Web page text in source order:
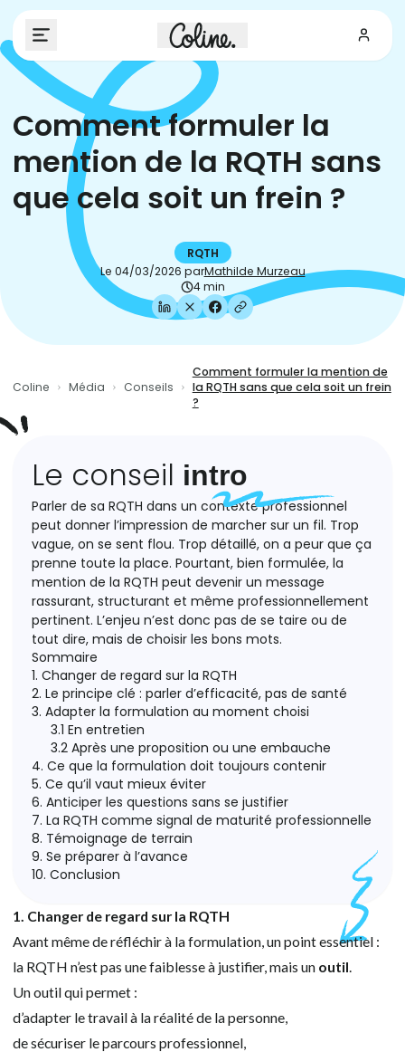
Comment formuler la
mention de la RQTH sans
que cela soit un frein ?
RQTH
Le 04/03/2026 parMathilde Murzeau
4 min
Coline Média Conseils
Comment formuler la mention de
la RQTH sans que cela soit un frein
?
Le conseil intro
Parler de sa RQTH dans un contexte professionnel
peut donner l’impression de marcher sur un fil. Trop
vague, on se sent flou. Trop détaillé, on a peur que ça
prenne toute la place. Pourtant, bien formulée, la
mention de la RQTH peut devenir un message
rassurant, structurant et même professionnellement
pertinent. L’enjeu n’est donc pas de se taire ou de
tout dire, mais de choisir les bons mots.
Sommaire
1. Changer de regard sur la RQTH
2. Le principe clé : parler d’efficacité, pas de santé
3. Adapter la formulation au moment choisi
3.1 En entretien
3.2 Après une proposition ou une embauche
4. Ce que la formulation doit toujours contenir
5. Ce qu’il vaut mieux éviter
6. Anticiper les questions sans se justifier
7. La RQTH comme signal de maturité professionnelle
8. Témoignage de terrain
9. Se préparer à l’avance
10. Conclusion
1. Changer de regard sur la RQTH
Avant même de réfléchir à la formulation, un point essentiel :
la RQTH n’est pas une faiblesse à justifier, mais un outil.
Un outil qui permet :
d’adapter le travail à la réalité de la personne,
de sécuriser le parcours professionnel,